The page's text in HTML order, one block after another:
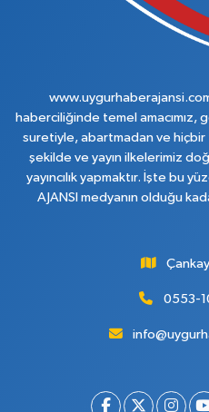
haberciliğinde temel amacımız,
suretiyle, abartmadan ve hiçbir
şekilde ve yayın ilkelerimiz
yayıncılık yapmaktır. İşte bu
AJANSI medyanın olduğu
0553-